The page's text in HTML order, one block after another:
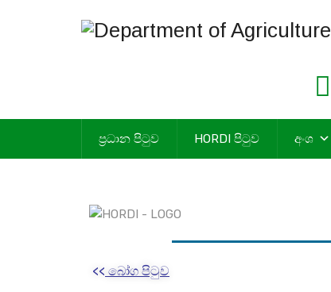
ප්‍රධාන පිටුව HORDI පිටුව අංශ
<< බෝග පිටුව